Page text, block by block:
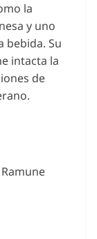
la
y uno
bebida. Su
intacta la
de